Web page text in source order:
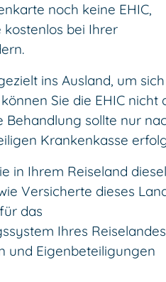
noch keine EHIC,
kostenlos bei Ihrer
ins Ausland, um sich
Sie die EHIC nicht
Behandlung sollte nur
Krankenkasse
in Ihrem Reiseland
Versicherte dieses
das
Ihres Reiselandes
und Eigenbeteiligungen